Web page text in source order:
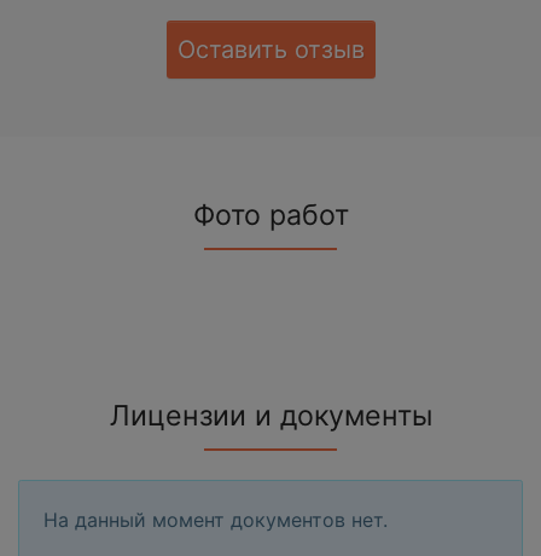
Оставить отзыв
Фото работ
Лицензии и документы
На данный момент документов нет.